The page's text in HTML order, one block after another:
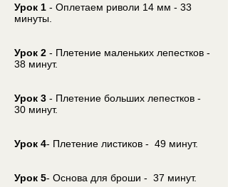
Урок 1 - Оплетаем риволи 14 мм - 33
минуты.​
Урок 2 - Плетение маленьких лепестков -
38 минут.
Урок 3 - Плетение больших лепестков -
30 минут.
Урок 4- Плетение листиков - 49 минут.
Урок 5- Основа для броши - 37 минут.